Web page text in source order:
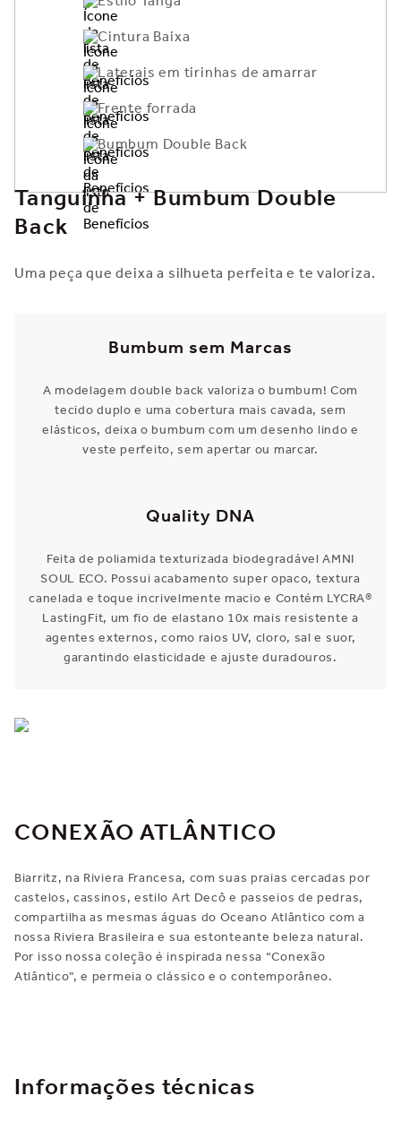
Cintura Baixa
Laterais em tirinhas de amarrar
Frente forrada
Bumbum Double Back
Tanguinha + Bumbum Double
Back
Uma peça que deixa a silhueta perfeita e te valoriza.
Bumbum sem Marcas
A modelagem double back valoriza o bumbum! Com
tecido duplo e uma cobertura mais cavada, sem
elásticos, deixa o bumbum com um desenho lindo e
veste perfeito, sem apertar ou marcar.
Quality DNA
Feita de poliamida texturizada biodegradável AMNI
SOUL ECO. Possui acabamento super opaco, textura
canelada e toque incrivelmente macio e Contém LYCRA®
LastingFit, um fio de elastano 10x mais resistente a
agentes externos, como raios UV, cloro, sal e suor,
garantindo elasticidade e ajuste duradouros.
CONEXÃO ATLÂNTICO
Biarritz, na Riviera Francesa, com suas praias cercadas por
castelos, cassinos, estilo Art Decô e passeios de pedras,
compartilha as mesmas águas do Oceano Atlântico com a
nossa Riviera Brasileira e sua estonteante beleza natural.
Por isso nossa coleção é inspirada nessa “Conexão
Atlântico”, e permeia o clássico e o contemporâneo.
Informações técnicas